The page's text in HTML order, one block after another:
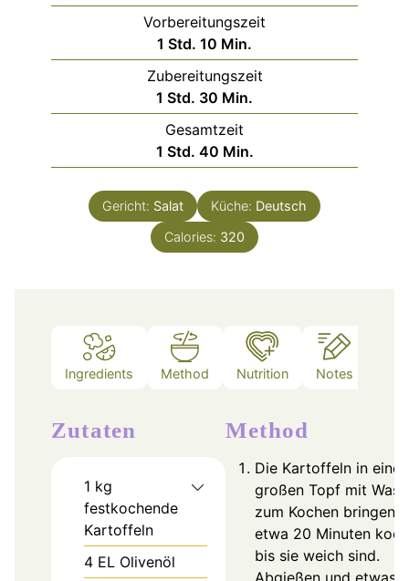
Vorbereitungszeit
1 Stunde
Std. 10 Minuten
Min.
Zubereitungszeit
1 Stunde
Std. 30 Minuten
Min.
Gesamtzeit
1 Stunde
Std. 40Minuten
Min.
Gericht: Salat Küche: Deutsch
Calories: 320
Ingredients Method Nutrition Notes
Zutaten
1 kg
festkochende
Kartoffeln
4 EL Olivenöl
Method
Die Kartoffeln in
großen Topf mit
zum Kochen bringen
etwa 20 Minuten
bis sie weich sind.
Abgießen und etwas